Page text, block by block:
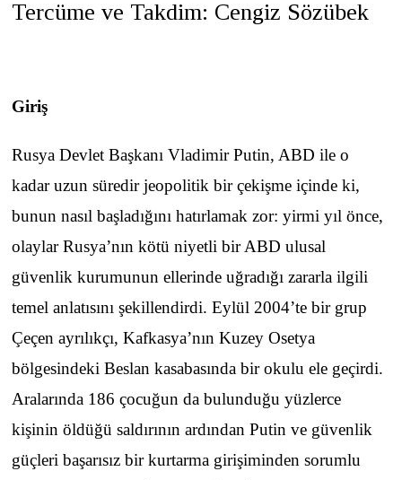
Tercüme ve Takdim: Cengiz Sözübek
Giriş
Rusya Devlet Başkanı Vladimir Putin, ABD ile o
kadar uzun süredir jeopolitik bir çekişme içinde ki,
bunun nasıl başladığını hatırlamak zor: yirmi yıl önce,
olaylar Rusya’nın kötü niyetli bir ABD ulusal
güvenlik kurumunun ellerinde uğradığı zararla ilgili
temel anlatısını şekillendirdi. Eylül 2004’te bir grup
Çeçen ayrılıkçı, Kafkasya’nın Kuzey Osetya
bölgesindeki Beslan kasabasında bir okulu ele geçirdi.
Aralarında 186 çocuğun da bulunduğu yüzlerce
kişinin öldüğü saldırının ardından Putin ve güvenlik
güçleri başarısız bir kurtarma girişiminden sorumlu